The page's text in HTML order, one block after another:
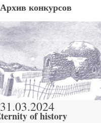
Архив конкурсов
31.03.2024
of history